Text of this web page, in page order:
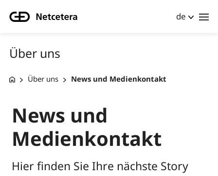
de
Über uns
Über uns News und Medienkontakt
News und
Medienkontakt
Hier finden Sie Ihre nächste Story